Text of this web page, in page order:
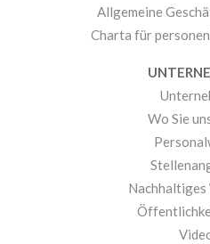
Allgemeine
Charta für
Wo Sie
Nachhaltiges